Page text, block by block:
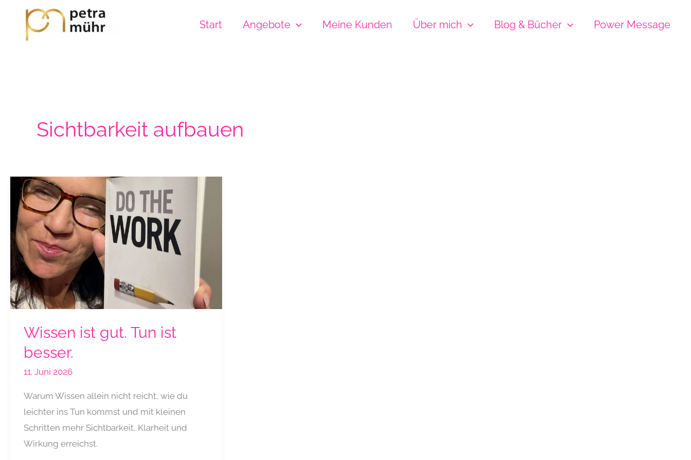
springen
Start Angebote Meine Kunden Über mich Blog & Bücher Power Message
Sichtbarkeit aufbauen
Wissen ist gut. Tun ist
besser.
11. Juni 2026
Warum Wissen allein nicht reicht, wie du
leichter ins Tun kommst und mit kleinen
Schritten mehr Sichtbarkeit, Klarheit und
Wirkung erreichst.